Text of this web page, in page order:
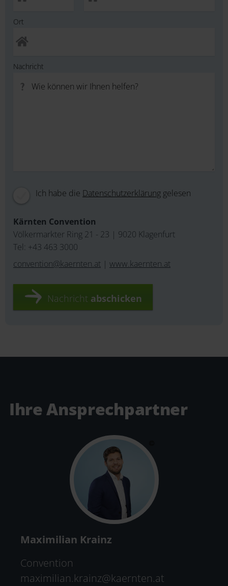
Ort
Nachricht
Ich habe die Datenschutzerklärung gelesen
Kärnten Convention
Völkermarkter Ring 21 - 23 | 9020 Klagenfurt
Tel: +43 463 3000
convention@kaernten.at | www.kaernten.at
Nachricht abschicken
Ihre Ansprechpartner
Maximilian Krainz
Convention
maximilian.krainz@kaernten.at